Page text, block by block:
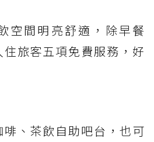
空間明亮舒適，除早餐
旅客五項免費服務，好
、茶飲自助吧台，也可